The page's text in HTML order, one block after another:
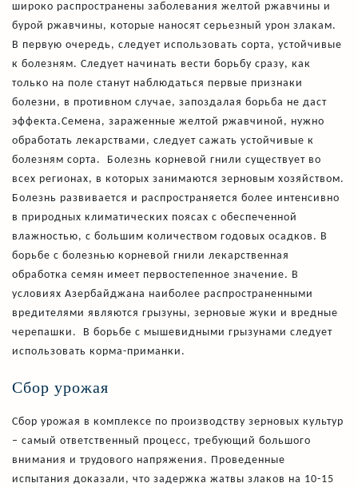
широко распространены заболевания желтой ржавчины и
бурой ржавчины, которые наносят серьезный урон злакам.
В первую очередь, следует использовать сорта, устойчивые
к болезням. Следует начинать вести борьбу сразу, как
только на поле станут наблюдаться первые признаки
болезни, в противном случае, запоздалая борьба не даст
эффекта.Семена, зараженные желтой ржавчиной, нужно
обработать лекарствами, следует сажать устойчивые к
болезням сорта. Болезнь корневой гнили существует во
всех регионах, в которых занимаются зерновым хозяйством.
Болезнь развивается и распространяется более интенсивно
в природных климатических поясах с обеспеченной
влажностью, с большим количеством годовых осадков. В
борьбе с болезнью корневой гнили лекарственная
обработка семян имеет первостепенное значение. В
условиях Азербайджана наиболее распространенными
вредителями являются грызуны, зерновые жуки и вредные
черепашки. В борьбе с мышевидными грызунами следует
использовать корма-приманки.
Сбор урожая
Сбор урожая в комплексе по производству зерновых культур
– самый ответственный процесс, требующий большого
внимания и трудового напряжения. Проведенные
испытания доказали, что задержка жатвы злаков на 10-15